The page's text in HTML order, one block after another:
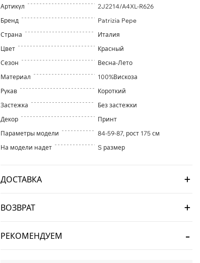
Артикул
2J2214/A4XL-R626
Бренд
Patrizia Pepe
Страна
Италия
Цвет
Красный
Сезон
Весна-Лето
Материал
100%Вискоза
Рукав
Короткий
Застежка
Без застежки
Декор
Принт
Параметры модели
84-59-87, рост 175 см
На модели надет
S размер
ДОСТАВКА
ВОЗВРАТ
РЕКОМЕНДУЕМ